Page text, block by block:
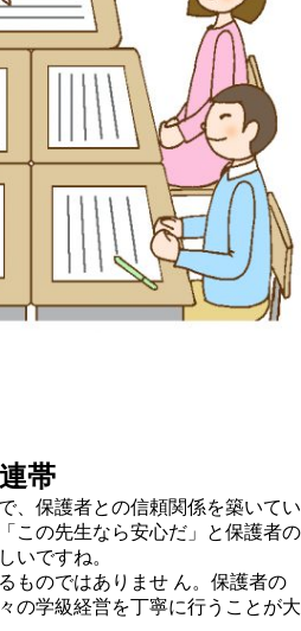
帯
、保護者との信頼関係を築いてい
この先生なら安心だ」と保護者の
いですね。
ものではありませ ん。保護者の
の学級経営を丁寧に行うことが大